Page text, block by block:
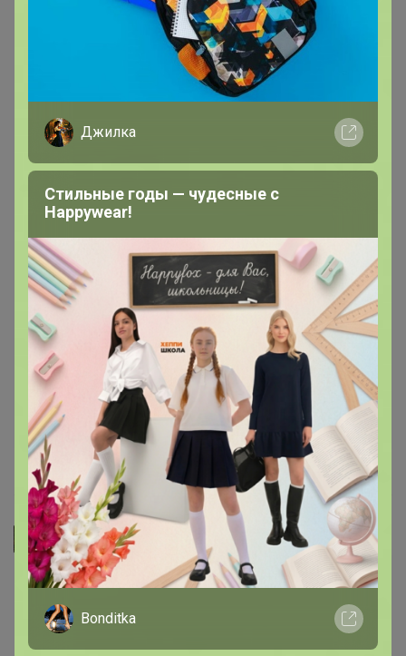
- Хорошие бахилы, прочные.
- Очень прочные, отличные бахилы
- Отличные бахилы, не рвутся, очень плотные
- Хорошие бахилы, упаковка только очень объемная,
неудобно хранить
- Прочные, отличные.
- Отличные бахилы. Качество хорошее, прочные.
Можно надеть несколько раз. Советую
- Очень плотные и прочные. Но на размер 43 не
влезли (((
- Качество на высоте!
- Очень хорошего качества, плотные.
11 февраля, 2026 14:02
Джилка
- Хорошие плотные бахилы,понравились 👍
- Толстые солидные
Джилка
Стильные годы — чудесные с
Happywear!
Bonditka